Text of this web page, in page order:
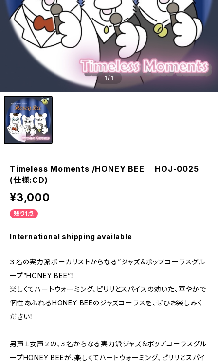
1/1
Timeless Moments /HONEY BEE HOJ-0025
(仕様:CD)
¥3,000
残り1点
International shipping available
３名の実力派ボーカリストからなる”ジャズ＆ポップコーラスグル
ープ”HONEY BEE”！
楽しくてハートウォーミング、ピリリとスパイスの効いた、華やかで
個性あふれるHONEY BEEのジャズコーラスを、ぜひお楽しみく
ださい！
男声１女声２の、３名からなる実力派ジャズ＆ポップコーラスグル
ープHONEY BEEが、楽しくてハートウォーミング、ピリリとスパイ